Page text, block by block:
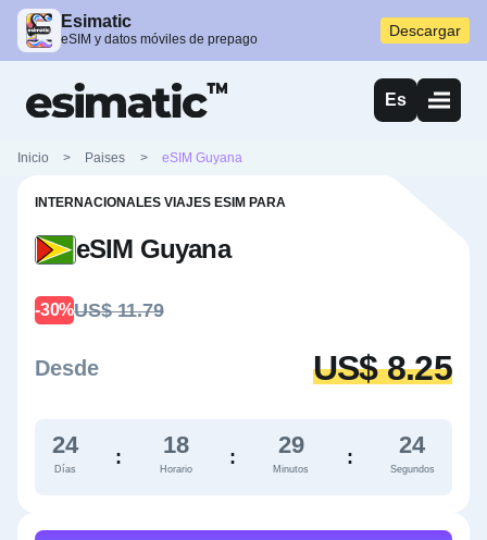
Esimatic
eSIM y datos móviles de prepago Descargar
Es
Inicio > Paises > eSIM Guyana
INTERNACIONALES VIAJES ESIM PARA
eSIM Guyana
-30%US$ 11.79
Desde US$ 8.25
24
Días
: 18
Horario
: 29
Minutos
: 23
Segundos